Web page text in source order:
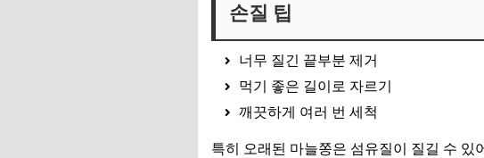
손질 팁
너무 질긴 끝부분 제거
먹기 좋은 길이로 자르기
깨끗하게 여러 번 세척
특히 오래된 마늘쫑은 섬유질이 질길 수 있